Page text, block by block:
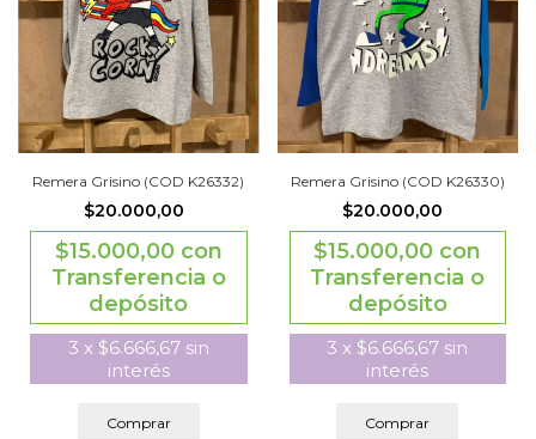
Remera Grisino (COD K26332)
$20.000,00
$15.000,00 con
Transferencia o
depósito
3 x $6.666,67 sin
interés
Comprar
Remera Grisino (COD K26330)
$20.000,00
$15.000,00 con
Transferencia o
depósito
3 x $6.666,67 sin
interés
Comprar